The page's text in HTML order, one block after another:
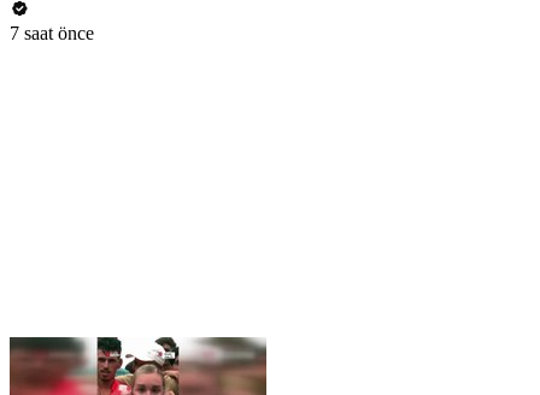
7 saat önce